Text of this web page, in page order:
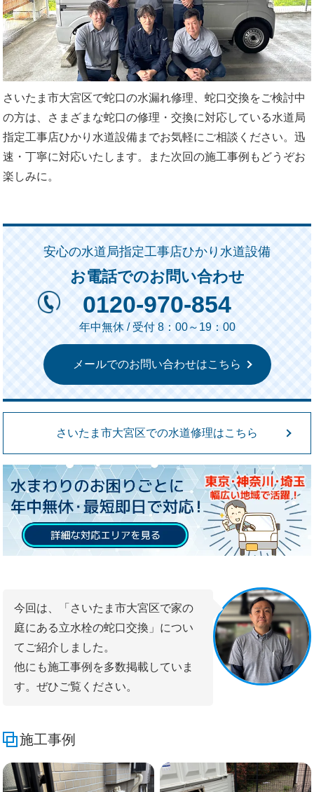
さいたま市大宮区で蛇口の水漏れ修理、蛇口交換をご検討中
の方は、さまざまな蛇口の修理・交換に対応している水道局
指定工事店ひかり水道設備までお気軽にご相談ください。迅
速・丁寧に対応いたします。また次回の施工事例もどうぞお
楽しみに。
安心の水道局指定工事店ひかり水道設備
お電話でのお問い合わせ
0120-970-854
年中無休 / 受付 8：00～19：00
メールでのお問い合わせはこちら
さいたま市大宮区での水道修理はこちら
今回は、「さいたま市大宮区で家の
庭にある立水栓の蛇口交換」につい
てご紹介しました。
他にも施工事例を多数掲載していま
す。ぜひご覧ください。
施工事例